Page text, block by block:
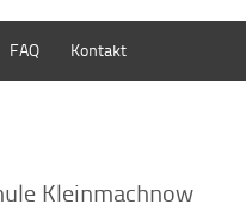
FAQ Kontakt
Kleinmachnow